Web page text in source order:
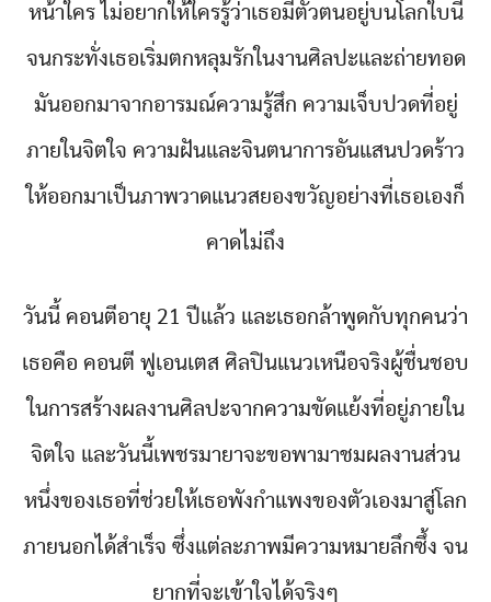
หน้าใคร ไม่อยากให้ใครรู้ว่าเธอมีตัวตนอยู่บนโลกใบนี้
จนกระทั่งเธอเริ่มตกหลุมรักในงานศิลปะและถ่ายทอด
มันออกมาจากอารมณ์ความรู้สึก ความเจ็บปวดที่อยู่
ภายในจิตใจ ความฝันและจินตนาการอันแสนปวดร้าว
ให้ออกมาเป็นภาพวาดแนวสยองขวัญอย่างที่เธอเองก็
คาดไม่ถึง
วันนี้ คอนตีอายุ 21 ปีแล้ว และเธอกล้าพูดกับทุกคนว่า
เธอคือ คอนตี ฟูเอนเตส ศิลปินแนวเหนือจริงผู้ชื่นชอบ
ในการสร้างผลงานศิลปะจากความขัดแย้งที่อยู่ภายใน
จิตใจ และวันนี้เพชรมายาจะขอพามาชมผลงานส่วน
หนึ่งของเธอที่ช่วยให้เธอพังกำแพงของตัวเองมาสู่โลก
ภายนอกได้สำเร็จ ซึ่งแต่ละภาพมีความหมายลึกซึ้ง จน
ยากที่จะเข้าใจได้จริงๆ